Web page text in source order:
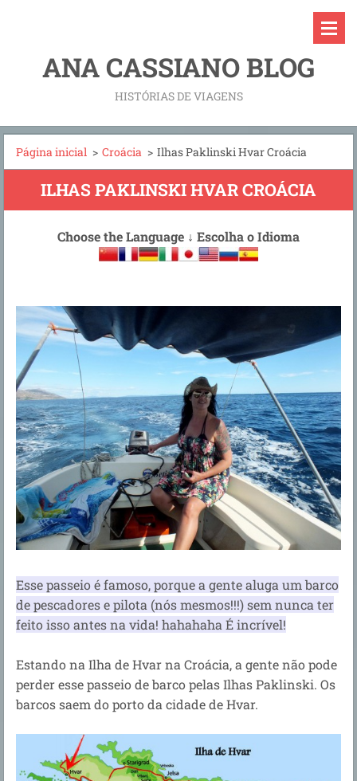
ANA CASSIANO BLOG
HISTÓRIAS DE VIAGENS
Página inicial > Croácia > Ilhas Paklinski Hvar Croácia
ILHAS PAKLINSKI HVAR CROÁCIA
Choose the Language ↓ Escolha o Idioma
Esse passeio é famoso, porque a gente aluga um barco
de pescadores e pilota (nós mesmos!!!) sem nunca ter
feito isso antes na vida! hahahaha É incrível!
Estando na Ilha de Hvar na Croácia, a gente não pode
perder esse passeio de barco pelas Ilhas Paklinski. Os
barcos saem do porto da cidade de Hvar.